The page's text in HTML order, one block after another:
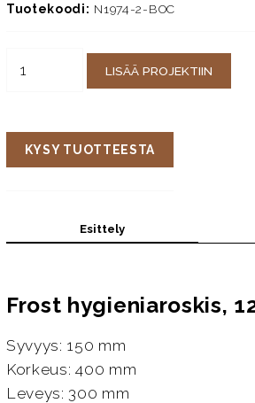
Tuotekoodi: N1974-2-BOC
LISÄÄ PROJEKTIIN
KYSY TUOTTEESTA
Esittely
Frost hygieniaroskis,
Syvyys: 150 mm
Korkeus: 400 mm
Leveys: 300 mm